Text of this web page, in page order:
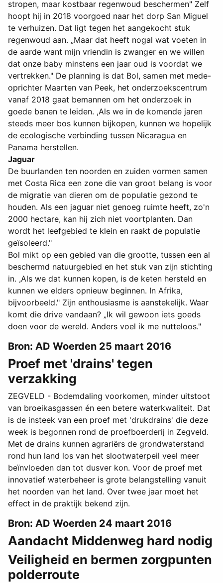
stropen, maar kostbaar regenwoud beschermen" Zelf
hoopt hij in 2018 voorgoed naar het dorp San Miguel
te verhuizen. Dat ligt tegen het aangekocht stuk
regenwoud aan. „Maar dat heeft nogal wat voeten in
de aarde want mijn vriendin is zwanger en we willen
dat onze baby minstens een jaar oud is voordat we
vertrekken." De planning is dat Bol, samen met mede-
oprichter Maarten van Peek, het onderzoekscentrum
vanaf 2018 gaat bemannen om het onderzoek in
goede banen te leiden. ,Als we in de komende jaren
steeds meer bos kunnen bijkopen, kunnen we hopelijk
de ecologische verbinding tussen Nicaragua en
Panama herstellen.
Jaguar
De buurlanden ten noorden en zuiden vormen samen
met Costa Rica een zone die van groot belang is voor
de migratie van dieren om de populatie gezond te
houden. Als een jaguar niet genoeg ruimte heeft, zo'n
2000 hectare, kan hij zich niet voortplanten. Dan
wordt het leefgebied te klein en raakt de populatie
geïsoleerd."
Bol mikt op een gebied van die grootte, tussen een al
beschermd natuurgebied en het stuk van zijn stichting
in. ,Als we dat kunnen kopen, is de keten hersteld en
kunnen we elders opnieuw beginnen. In Afrika,
bijvoorbeeld." Zijn enthousiasme is aanstekelijk. Waar
komt die drive vandaan? „Ik wil gewoon iets goeds
doen voor de wereld. Anders voel ik me nutteloos."
Bron: AD Woerden 25 maart 2016
Proef met 'drains' tegen
verzakking
ZEGVELD - Bodemdaling voorkomen, minder uitstoot
van broeikasgassen én een betere waterkwaliteit. Dat
is de insteek van een proef met 'drukdrains' die deze
week is begonnen rond de proefboerderij in Zegveld.
Met de drains kunnen agrariërs de grondwaterstand
rond hun land los van het slootwaterpeil veel meer
beïnvloeden dan tot dusver kon. Voor de proef met
innovatief waterbeheer is grote belangstelling vanuit
het noorden van het land. Over twee jaar moet het
effect in de praktijk bekend zijn.
Bron: AD Woerden 24 maart 2016
Aandacht Middenweg hard nodig
Veiligheid en bermen zorgpunten
polderroute